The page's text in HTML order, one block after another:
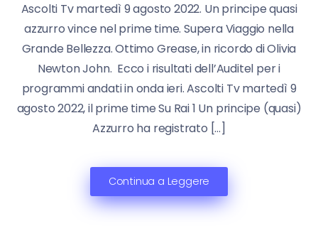
Ascolti Tv martedì 9 agosto 2022. Un principe quasi
azzurro vince nel prime time. Supera Viaggio nella
Grande Bellezza. Ottimo Grease, in ricordo di Olivia
Newton John. Ecco i risultati dell’Auditel per i
programmi andati in onda ieri. Ascolti Tv martedì 9
agosto 2022, il prime time Su Rai 1 Un principe (quasi)
Azzurro ha registrato […]
Continua a Leggere